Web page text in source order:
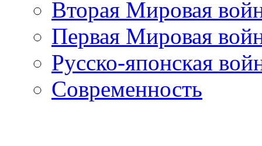
Вторая Мировая
Первая Мировая
Русско-японская
Современность